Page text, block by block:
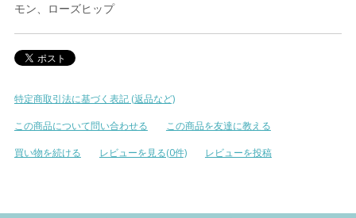
モン、ローズヒップ
特定商取引法に基づく表記 (返品など)
この商品について問い合わせる
この商品を友達に教える
買い物を続ける
レビューを見る(0件) レビューを投稿